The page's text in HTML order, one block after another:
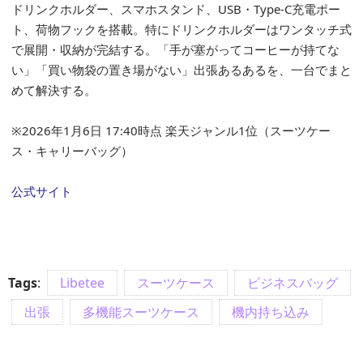
ドリンクホルダー、スマホスタンド、USB・Type-C充電ポー
ト、荷物フックを搭載。特にドリンクホルダーはワンタッチ式
で展開・収納が完結する。「手が塞がってコーヒーが持てな
い」「買い物袋の置き場がない」出張あるあるを、一台でまと
めて解決する。
※2026年1月6日 17:40時点 楽天ジャンル1位（スーツケー
ス・キャリーバッグ）
公式サイト
Tags: Libetee スーツケース
ビジネスバッグ
出張
多機能スーツケース 機内持ち込み